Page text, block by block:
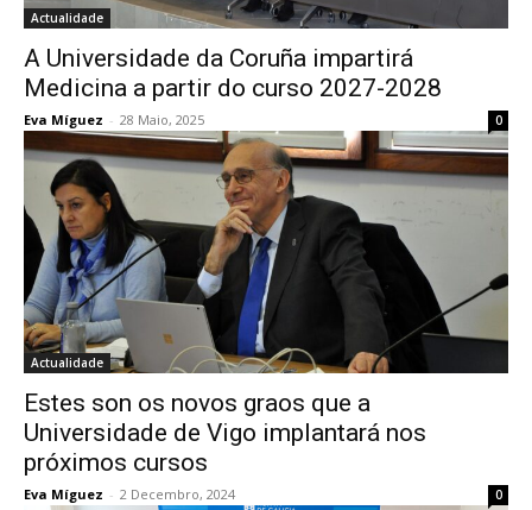
Actualidade
A Universidade da Coruña impartirá
Medicina a partir do curso 2027-2028
Eva Míguez - 28 Maio, 2025 0
Actualidade
Estes son os novos graos que a
Universidade de Vigo implantará nos
próximos cursos
Eva Míguez - 2 Decembro, 2024 0